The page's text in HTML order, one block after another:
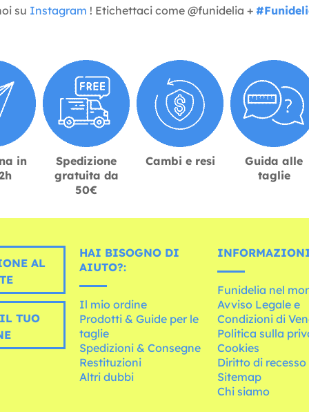
su Instagram ! Etichettaci come @funidelia +
in
Spedizione
gratuita da
50€
Cambi e resi
Guida alle
taglie
AL
TUO
HAI BISOGNO DI
AIUTO?:
Il mio ordine
Prodotti & Guide per le
taglie
Spedizioni & Consegne
Restituzioni
Altri dubbi
Funidelia nel
Avviso Legale e
Condizioni di
Politica sulla
Cookies
Diritto di recesso
Sitemap
Chi siamo